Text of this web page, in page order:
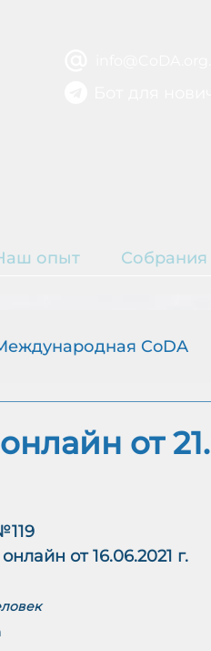
В
Ж
ЕНИЕ
опыт Собрания
CoDA
от
от 16.06.2021 г.